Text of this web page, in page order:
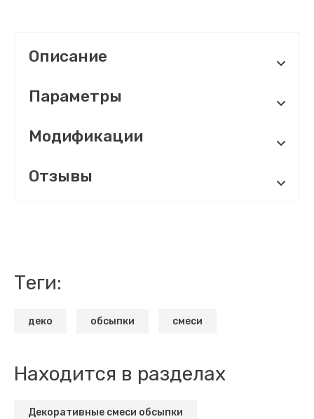
Описание
Параметры
Модификации
Отзывы
теги:
деко обсыпки смеси
Находится в разделах
Декоративные смеси обсыпки